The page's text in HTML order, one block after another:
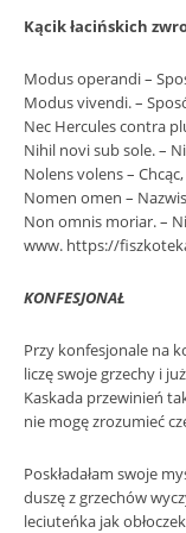
Kącik łacińskich
Modus operandi –
Modus vivendi. –
Nec Hercules contra
Nihil novi sub sole. –
Nolens volens –
Nomen omen –
Non omnis moriar. –
www. https://
KONFESJONAŁ
Przy konfesjonale na
liczę swoje grzechy i
Kaskada przewinień
nie mogę zrozumieć
Poskładałam swoje
duszę z grzechów
leciuteńka jak obłoczek